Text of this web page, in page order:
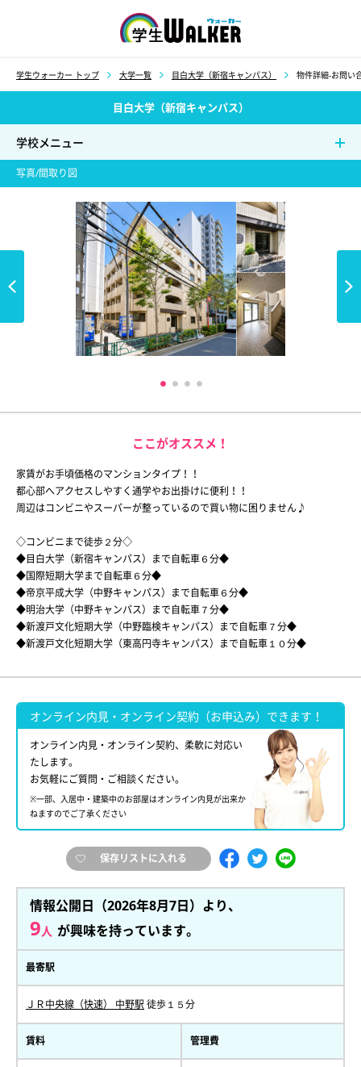
学生ウォーカー トップ 大学一覧 目白大学（新宿キャンパス） 物件詳細-お問い
目白大学（新宿キャンパス）
学校メニュー
写真/間取り図
ここがオススメ！
家賃がお手頃価格のマンションタイプ！！
都心部へアクセスしやすく通学やお出掛けに便利！！
周辺はコンビニやスーパーが整っているので買い物に困りません♪
◇コンビニまで徒歩２分◇
◆目白大学（新宿キャンパス）まで自転車６分◆
◆国際短期大学まで自転車６分◆
◆帝京平成大学（中野キャンパス）まで自転車６分◆
◆明治大学（中野キャンパス）まで自転車７分◆
◆新渡戸文化短期大学（中野臨検キャンパス）まで自転車７分◆
◆新渡戸文化短期大学（東高円寺キャンパス）まで自転車１０分◆
オンライン内見・オンライン契約（お申込み）できます！
オンライン内見・オンライン契約、柔軟に対応い
たします。
お気軽にご質問・ご相談ください。
※一部、入居中・建築中のお部屋はオンライン内見が出来か
ねますのでご了承ください
保存リストに入れる
情報公開日（2026年8月7日）より、
9人 が興味を持っています。
最寄駅
ＪＲ中央線（快速） 中野駅 徒歩１５分
賃料 管理費